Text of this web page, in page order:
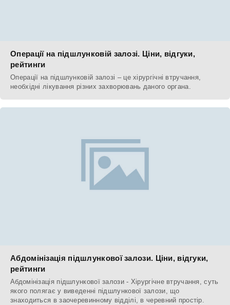
Операції на підшлунковій залозі. Ціни, відгуки,
рейтинги
Операції на підшлунковій залозі – це хірургічні втручання,
необхідні лікування різних захворювань даного органа.
Абдомінізація підшлункової залози. Ціни, відгуки,
рейтинги
Абдомінізація підшлункової залози - Хірургічне втручання, суть
якого полягає у виведенні підшлункової залози, що
знаходиться в заочеревинному відділі, в черевний простір.